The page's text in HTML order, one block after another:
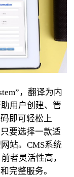
，翻译为内
用户创建、管
即可轻松上
要选择一款适
站。CMS系统
者灵活性高，
和完整服务。